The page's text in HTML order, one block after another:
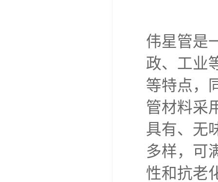
伟星管是
政、工业
等特点，
管材料采
具有、无
多样，可
性和抗老